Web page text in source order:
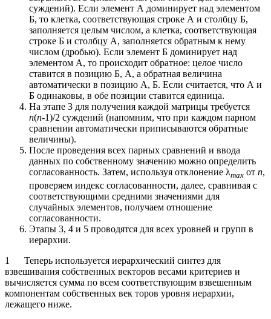
суждений). Если элемент А доминирует над элементом
Б, то клетка, соответствующая строке А и столбцу Б,
заполняется целым числом, а клетка, соответствующая
строке Б и столбцу А, заполняется обратным к нему
числом (дробью). Если элемент Б доминирует над
элементом А, то происходит обратное: целое число
ставится в позицию Б, А, а обратная величина
автоматически в позицию А, Б. Если считается, что А и
Б одинаковы, в обе позиции ставится единица.
На этапе 3 для получения каждой матрицы требуется
n(n-1)/2 суждений (напомним, что при каждом парном
сравнении автоматически приписываются обратные
величины).
После проведения всех парных сравнений и ввода
данных по собственному значению можно определить
согласованность. Затем, используя отклонение λmax от п,
проверяем индекс согласованности, далее, сравнивая с
соответствующими средними значениями для
случайных элементов, получаем отношение
согласованности.
Этапы 3, 4 и 5 проводятся для всех уровней и групп в
иерархии.
1 Теперь используется иерархический синтез для
взвешивания собственных векторов весами критериев и
вычисляется сумма по всем соответствующим взвешенным
компонентам собственных век торов уровня иерархии,
лежащего ниже.